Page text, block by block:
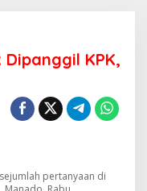
KPK,
pertanyaan di